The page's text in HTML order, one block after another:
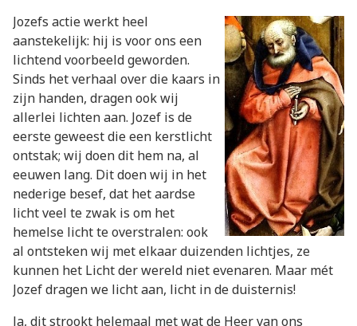
Jozefs actie werkt heel
aanstekelijk: hij is voor ons een
lichtend voorbeeld geworden.
Sinds het verhaal over die kaars in
zijn handen, dragen ook wij
allerlei lichten aan. Jozef is de
eerste geweest die een kerstlicht
ontstak; wij doen dit hem na, al
eeuwen lang. Dit doen wij in het
nederige besef, dat het aardse
licht veel te zwak is om het
hemelse licht te overstralen: ook
al ontsteken wij met elkaar duizenden lichtjes, ze
kunnen het Licht der wereld niet evenaren. Maar mét
Jozef dragen we licht aan, licht in de duisternis!
Ja, dit strookt helemaal met wat de Heer van ons